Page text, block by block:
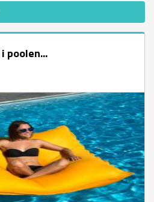
poolen...